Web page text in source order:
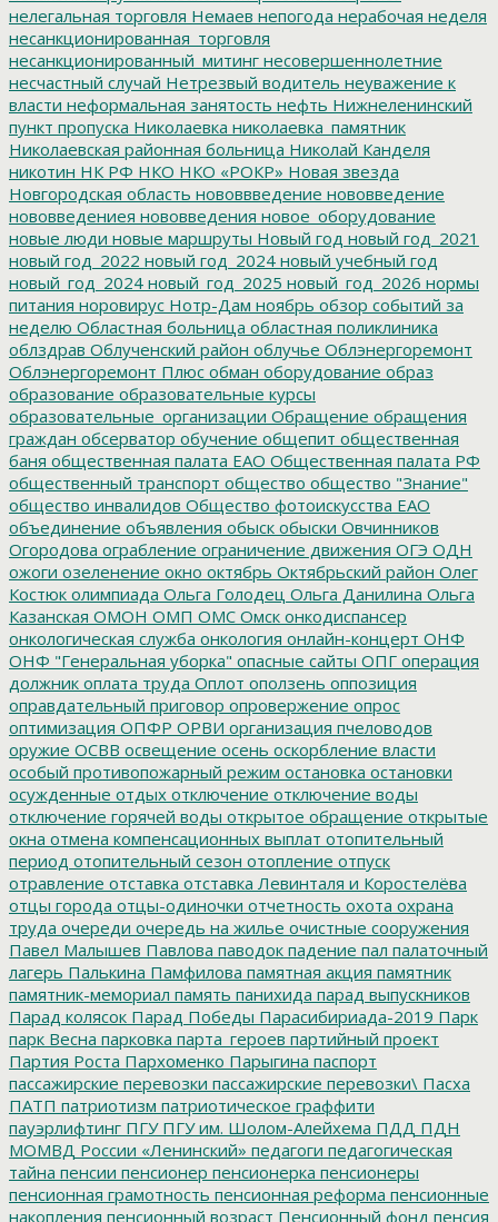
нелегальная торговля Немаев непогода нерабочая неделя
несанкционированная_торговля
несанкционированный_митинг несовершеннолетние
несчастный случай Нетрезвый водитель неуважение к
власти неформальная занятость нефть Нижнеленинский
пункт пропуска Николаевка николаевка_памятник
Николаевская районная больница Николай Канделя
никотин НК РФ НКО НКО «РОКР» Новая звезда
Новгородская область нововвведение нововведение
нововведениея нововведения новое_оборудование
новые люди новые маршруты Новый год новый год_2021
новый год_2022 новый год_2024 новый учебный год
новый_год_2024 новый_год_2025 новый_год_2026 нормы
питания норовирус Нотр-Дам ноябрь обзор событий за
неделю Областная больница областная поликлиника
облздрав Облученский район облучье Облэнергоремонт
Облэнергоремонт Плюс обман оборудование образ
образование образовательные курсы
образовательные_организации Обращение обращения
граждан обсерватор обучение общепит общественная
баня общественная палата ЕАО Общественная палата РФ
общественный транспорт общество общество "Знание"
общество инвалидов Общество фотоискусства ЕАО
объединение объявления обыск обыски Овчинников
Огородова ограбление ограничение движения ОГЭ ОДН
ожоги озеленение окно октябрь Октябрьский район Олег
Костюк олимпиада Ольга Голодец Ольга Данилина Ольга
Казанская ОМОН ОМП ОМС Омск онкодиспансер
онкологическая служба онкология онлайн-концерт ОНФ
ОНФ "Генеральная уборка" опасные сайты ОПГ операция
должник оплата труда Оплот оползень оппозиция
оправдательный приговор опровержение опрос
оптимизация ОПФР ОРВИ организация пчеловодов
оружие ОСВВ освещение осень оскорбление власти
особый противопожарный режим остановка остановки
осужденные отдых отключение отключение воды
отключение горячей воды открытое обращение открытые
окна отмена компенсационных выплат отопительный
период отопительный сезон отопление отпуск
отравление отставка отставка Левинталя и Коростелёва
отцы города отцы-одиночки отчетность охота охрана
труда очереди очередь на жилье очистные сооружения
Павел Малышев Павлова паводок падение пал палаточный
лагерь Палькина Памфилова памятная акция памятник
памятник-мемориал память панихида парад выпускников
Парад колясок Парад Победы Парасибириада-2019 Парк
парк Весна парковка парта_героев партийный проект
Партия Роста Пархоменко Парыгина паспорт
пассажирские перевозки пассажирские перевозки\ Пасха
ПАТП патриотизм патриотическое граффити
пауэрлифтинг ПГУПГУ им. Шолом-Алейхема ПДД ПДН
МОМВД России «Ленинский» педагоги педагогическая
тайна пенсии пенсионер пенсионерка пенсионеры
пенсионная грамотность пенсионная реформа пенсионные
накопления пенсионный возраст Пенсионный фонд пенсия